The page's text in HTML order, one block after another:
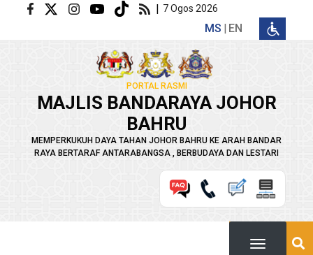
Langkau ke kandungan utama | 7 Ogos 2026
MS EN
PORTAL RASMI
MAJLIS BANDARAYA JOHOR
BAHRU
MEMPERKUKUH DAYA TAHAN JOHOR BAHRU KE ARAH BANDAR
RAYA BERTARAF ANTARABANGSA , BERBUDAYA DAN LESTARI